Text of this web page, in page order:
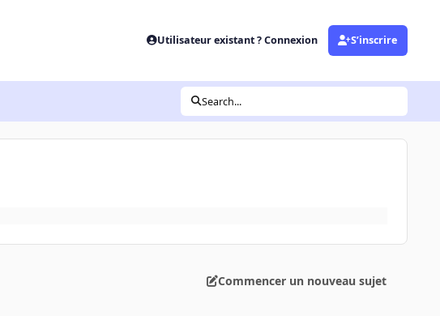
Utilisateur existant ? Connexion S’inscrire
Search...
Commencer un nouveau sujet